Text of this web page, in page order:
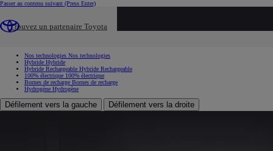
Passer au contenu suivant (Press Enter)
Trouvez un partenaire Toyota
Nos technologies Nos technologies
Hybride Hybride
Hybride Rechargeable Hybride Rechargeable
100% électrique 100% électrique
Bornes de recharge Bornes de recharge
Hydrogène Hydrogène
Défilement vers la gauche Défilement vers la droite